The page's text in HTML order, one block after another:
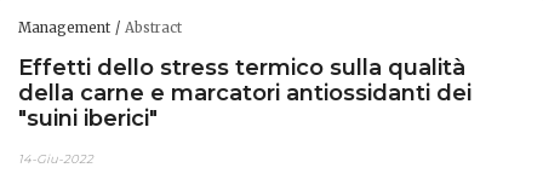
Management Abstract
Effetti dello stress termico sulla qualità
della carne e marcatori antiossidanti dei
"suini iberici"
14-Giu-2022